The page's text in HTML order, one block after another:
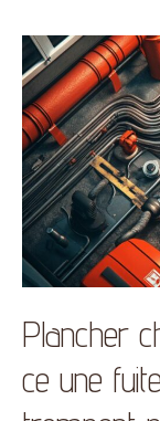
Plancher
ce une